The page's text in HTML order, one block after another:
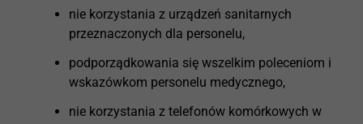
nie korzystania z urządzeń sanitarnych
przeznaczonych dla personelu,
podporządkowania się wszelkim poleceniom i
wskazówkom personelu medycznego,
nie korzystania z telefonów komórkowych w